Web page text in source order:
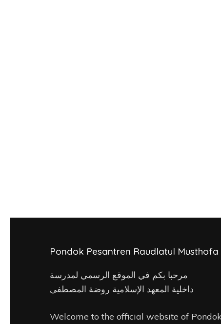
Pondok Pesantren Raudlatul Musthofa
مرحبا بكم في الموقع الرسمي لمدرسة
داخلية المعهد الإسلامية روضة المصطفى
Welcome to the official website of